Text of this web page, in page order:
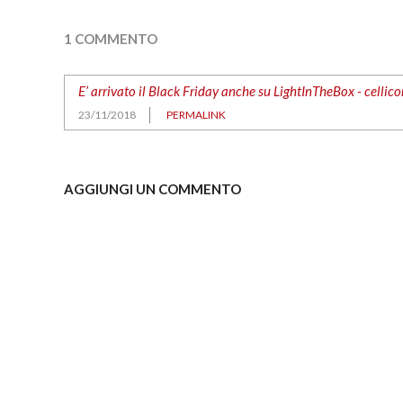
1 COMMENTO
E’ arrivato il Black Friday anche su LightInTheBox -
23/11/2018 PERMALINK
AGGIUNGI UN COMMENTO